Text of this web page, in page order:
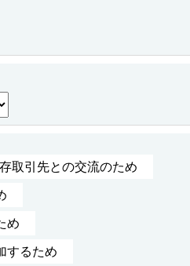
取引先との交流のため
め
するため